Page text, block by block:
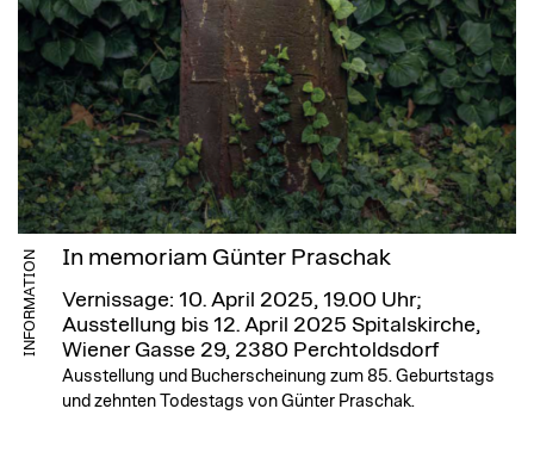
INFORMATION In memoriam Günter Praschak
Vernissage: 10. April 2025, 19.00 Uhr;
Ausstellung bis 12. April 2025 Spitalskirche,
Wiener Gasse 29, 2380 Perchtoldsdorf
Ausstellung und Bucherscheinung zum 85. Geburtstags
und zehnten Todestags von Günter Praschak.